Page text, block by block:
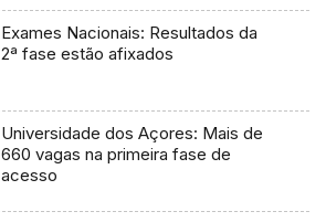
Exames Nacionais: Resultados da
2ª fase estão afixados
Universidade dos Açores: Mais de
660 vagas na primeira fase de
acesso